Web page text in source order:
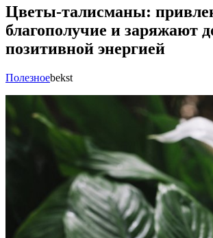
Цветы-талисманы:
благополучие и заряжают
позитивной энергией
Полезноеbekst